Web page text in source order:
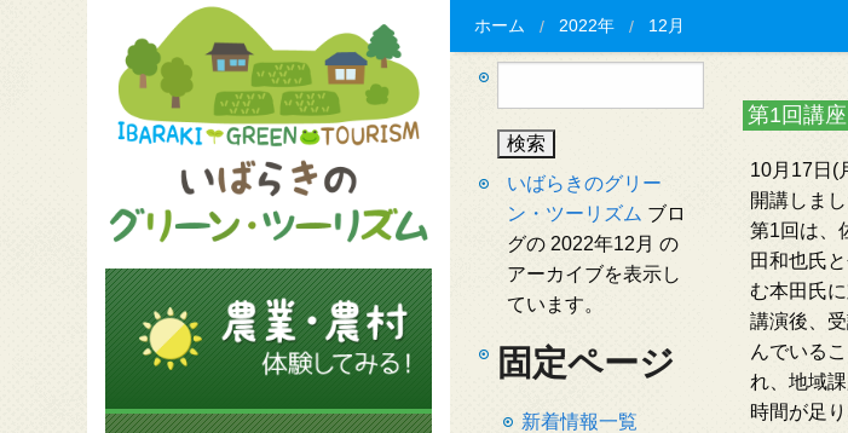
ホーム 2022年 12月
第1回講座
10月17日(
開講しまし
第1回は、
田和也氏
む本田氏
講演後、
んでいる
れ、地域
時間が足
索:
いばらきのグリー
ン・ツーリズム ブロ
グの 2022年12月 の
アーカイブを表示し
ています。
固定ページ
新着情報一覧